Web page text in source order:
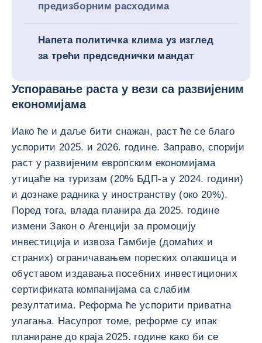
предизборним расходима
Напета политичка клима уз изглед
за трећи председнички мандат
Успоравање раста у вези са развијеним
економијама
Иако ће и даље бити снажан, раст ће се благо
успорити 2025. и 2026. године. Заправо, спорији
раст у развијеним европским економијама
утицаће на туризам (20% БДП-а у 2024. години)
и дознаке радника у иностранству (око 20%).
Поред тога, влада планира да 2025. године
измени Закон о Агенцији за промоцију
инвестиција и извоза Гамбије (домаћих и
страних) ограничавањем пореских олакшица и
обуставом издавања посебних инвестиционих
сертификата компанијама са слабим
резултатима. Реформа ће успорити приватна
улагања. Насупрот томе, реформе су ипак
планиране до краја 2025. године како би се